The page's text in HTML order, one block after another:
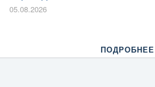
05.08.2026
ПОДРОБНЕЕ